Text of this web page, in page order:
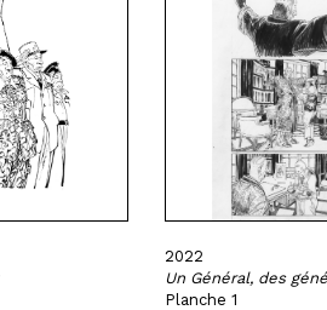
2022
Un Général, des
Planche 1